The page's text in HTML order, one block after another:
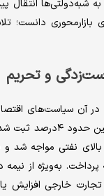
بازارمحوری
و تحریم
شد که در آن
خارجی قرار گرفت و
نفتی مواجه شد
پرداخت. به‌ویژه از
خارجی افزایش